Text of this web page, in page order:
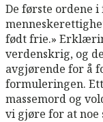
De første ordene
født frie.»
verdenskrig, og
avgjørende for å
formuleringen.
massemord og
vi gjøre for at